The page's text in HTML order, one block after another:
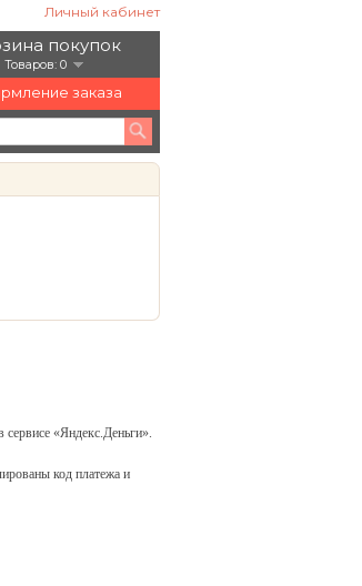
Личный кабинет
покупок
Товаров: 0
заказа
«Яндекс.Деньги».
код платежа и